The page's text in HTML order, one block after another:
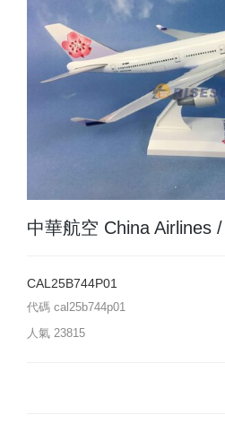
中華航空 China Airlines
CAL25B744P01
代碼 cal25b744p01
人氣 23815